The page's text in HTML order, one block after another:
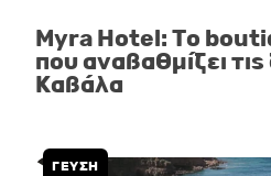
Myra Hotel: Το
που αναβαθμίζει
Καβάλα
ΓΕΥΣΗ